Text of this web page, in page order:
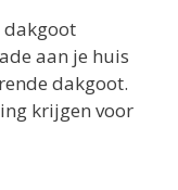
aan je huis
dakgoot.
krijgen voor